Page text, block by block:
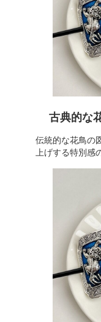
古典的な
伝統的な花鳥の
上げする特別感